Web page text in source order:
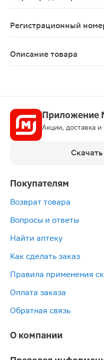
Регистрационный
Описание товара
Приложение
Акции, доставка
Покупателям
Возврат товара
Вопросы и ответы
Найти аптеку
Как сделать заказ
Правила применения
Оплата заказа
Обратная связь
О компании